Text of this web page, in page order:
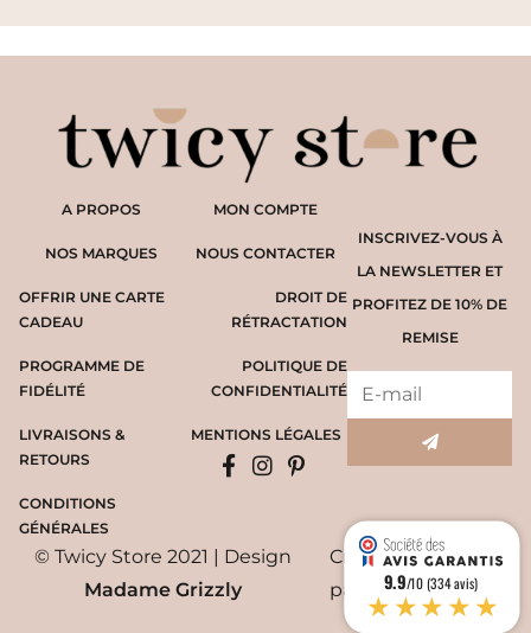
A PROPOS
NOS MARQUES
OFFRIR UNE CARTE
CADEAU
PROGRAMME DE
FIDÉLITÉ
LIVRAISONS &
RETOURS
CONDITIONS
GÉNÉRALES
INSCRIVEZ-VOUS À
LA NEWSLETTER ET
PROFITEZ DE 10% DE
REMISE
MON COMPTE
NOUS CONTACTER
DROIT DE
RÉTRACTATION
POLITIQUE DE
CONFIDENTIALITÉ
MENTIONS LÉGALES
© Twicy Store 2021 | Design
Madame Grizzly
Création du site
par
WYCAN
9.9/10 (334 avis)
★★★★★